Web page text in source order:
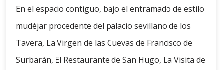
En el espacio contiguo, bajo el entramado de estilo
mudéjar procedente del palacio sevillano de los
Tavera, La Virgen de las Cuevas de Francisco de
Surbarán, El Restaurante de San Hugo, La Visita de